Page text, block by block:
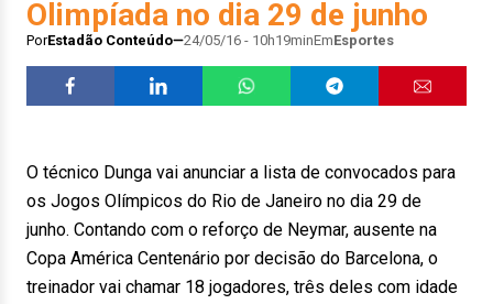
Olimpíada no dia 29 de junho
PorEstadão Conteúdo 24/05/16 - 10h19minEmEsportes
O técnico Dunga vai anunciar a lista de convocados para
os Jogos Olímpicos do Rio de Janeiro no dia 29 de
junho. Contando com o reforço de Neymar, ausente na
Copa América Centenário por decisão do Barcelona, o
treinador vai chamar 18 jogadores, três deles com idade